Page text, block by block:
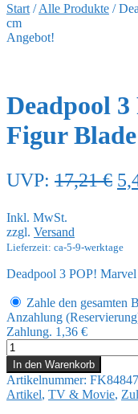
Start /Alle Produkte /
cm
Angebot!
Deadpool
Figur
UVP: 17,21€
Inkl. MwSt.
zzgl. Versand
Lieferzeit: ca-5-9-werktage
Deadpool 3 POP!
Zahle den gesamten
Anzahlung
Zahlung. 1,36 €
Deadpool
3
POP!
Marvel
Vinyl
In den Warenkorb
Artikelnummer: FK84847
Artikel, TV & Movie,